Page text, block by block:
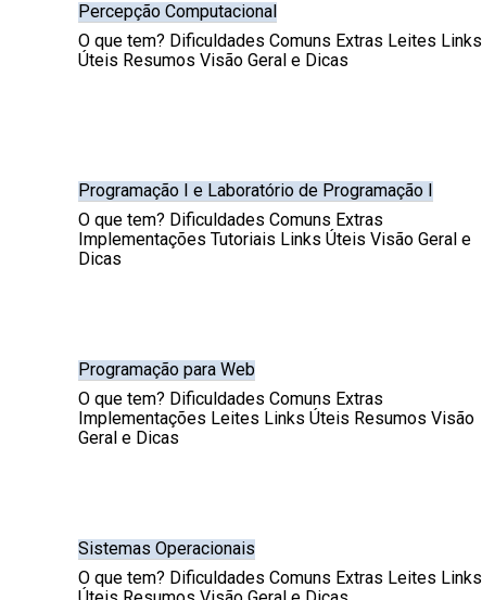
Percepção Computacional
O que tem? Dificuldades Comuns Extras Leites Links
Úteis Resumos Visão Geral e Dicas
Programação I e Laboratório de Programação I
O que tem? Dificuldades Comuns Extras
Implementações Tutoriais Links Úteis Visão Geral e
Dicas
Programação para Web
O que tem? Dificuldades Comuns Extras
Implementações Leites Links Úteis Resumos Visão
Geral e Dicas
Sistemas Operacionais
O que tem? Dificuldades Comuns Extras Leites Links